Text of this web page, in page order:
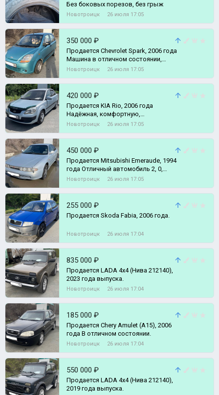
Без боковых порезов, без грыж
Новотроицк 26 июля 17:05
350 000 ₽
Продается Chevrolet Spark, 2006 года
Машина в отличном состоянии,
Очень экономичный и надёжный
Новотроицк 26 июля 17:05
420 000 ₽
Продается KIA Rio, 2006 года
Надёжная, комфортную,
проверенная годами иномарка
Новотроицк 26 июля 17:05
450 000 ₽
Продается Mitsubishi Emeraude, 1994
года Отличный автомобиль 2, 0,
(95л.с. (по ПТС)) по акту 145
Новотроицк 26 июля 17:05
255 000 ₽
Продается Skoda Fabia, 2006 года.
Новотроицк 26 июля 17:04
835 000 ₽
Продается LADA 4x4 (Нива 212140),
2023 года выпуска.
Новотроицк 26 июля 17:04
185 000 ₽
Продается Chery Amulet (A15), 2006
года В отличном состоянии.
Новотроицк 26 июля 17:04
550 000 ₽
Продается LADA 4x4 (Нива 212140),
2019 года выпуска.